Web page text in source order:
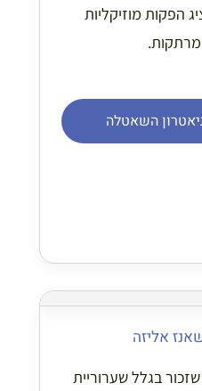
הפקות מוזיקליות
השאטלה
אליזה
בגלל שערוריית